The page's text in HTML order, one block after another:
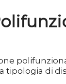
tipologia di